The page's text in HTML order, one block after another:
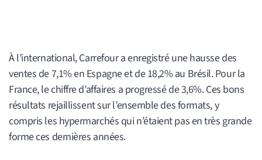
À l’international, Carrefour a enregistré une hausse des
ventes de 7,1% en Espagne et de 18,2% au Brésil. Pour la
France, le chiffre d’affaires a progressé de 3,6%. Ces bons
résultats rejaillissent sur l’ensemble des formats, y
compris les hypermarchés qui n’étaient pas en très grande
forme ces dernières années.